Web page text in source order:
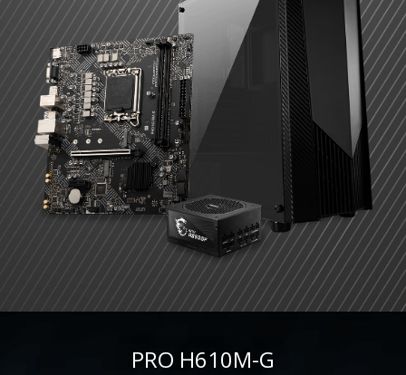
PRO H610M-G